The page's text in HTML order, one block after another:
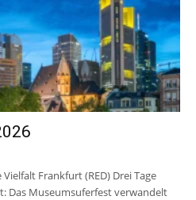
Frankfurt (RED) Drei Tage
Das Museumsuferfest verwandelt